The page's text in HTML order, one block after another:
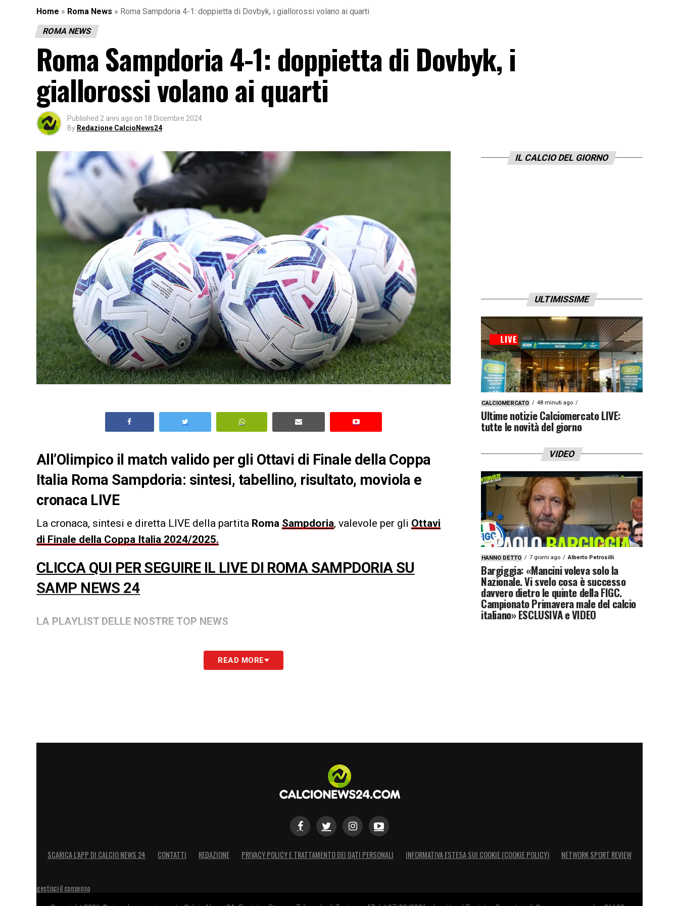
Home » Roma News » Roma Sampdoria 4-1: doppietta di Dovbyk, i giallorossi volano ai quarti
ROMA NEWS
Roma Sampdoria 4-1: doppietta di Dovbyk, i
giallorossi volano ai quarti
Published 2 anni ago on 18 Dicembre 2024
By Redazione CalcioNews24
All’Olimpico il match valido per gli Ottavi di Finale della Coppa
Italia Roma Sampdoria: sintesi, tabellino, risultato, moviola e
cronaca LIVE
La cronaca, sintesi e diretta LIVE della partita Roma Sampdoria, valevole per gli Ottavi
di Finale della Coppa Italia 2024/2025.
CLICCA QUI PER SEGUIRE IL LIVE DI ROMA SAMPDORIA SU
SAMP NEWS 24
LA PLAYLIST DELLE NOSTRE TOP NEWS
READ MORE
IL CALCIO DEL GIORNO
ULTIMISSIME
CALCIOMERCATO 48 minuti ago
Ultime notizie Calciomercato LIVE:
tutte le novità del giorno
VIDEO
HANNO DETTO 7 giorni ago Alberto Petrosilli
Bargiggia: «Mancini voleva solo la
Nazionale. Vi svelo cosa è successo
davvero dietro le quinte della FIGC.
Campionato Primavera male del calcio
italiano» ESCLUSIVA e VIDEO
SCARICA L’APP DI CALCIO NEWS 24 CONTATTI REDAZIONE PRIVACY POLICY E TRATTAMENTO DEI DATI PERSONALI INFORMATIVA ESTESA SUI COOKIE (COOKIE POLICY) NETWORK SPORT REVIEW
gestisci il consenso